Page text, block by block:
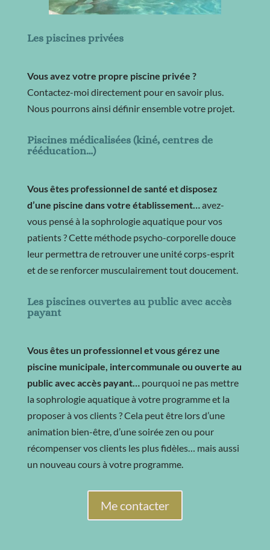
Les piscines privées
Vous avez votre propre piscine privée ?
Contactez-moi directement pour en savoir plus.
Nous pourrons ainsi définir ensemble votre projet.
Piscines médicalisées (kiné, centres de
rééducation…)
Vous êtes professionnel de santé et disposez
d’une piscine dans votre établissement…avez-
vous pensé à la sophrologie aquatique pour vos
patients ? Cette méthode psycho-corporelle douce
leur permettra de retrouver une unité corps-esprit
et de se renforcer musculairement tout doucement.
Les piscines ouvertes au public avec accès
payant
Vous êtes un professionnel et vous gérez une
piscine municipale, intercommunale ou ouverte au
public avec accès payant…pourquoi ne pas mettre
la sophrologie aquatique à votre programme et la
proposer à vos clients ? Cela peut être lors d’une
animation bien-être, d’une soirée zen ou pour
récompenser vos clients les plus fidèles… mais aussi
un nouveau cours à votre programme.
Me contacter